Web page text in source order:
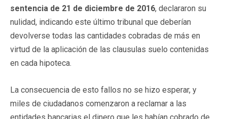
sentencia de 21 de diciembre de 2016, declararon su
nulidad, indicando este último tribunal que deberían
devolverse todas las cantidades cobradas de más en
virtud de la aplicación de las clausulas suelo contenidas
en cada hipoteca.
La consecuencia de esto fallos no se hizo esperar, y
miles de ciudadanos comenzaron a reclamar a las
entidades bancarias el dinero que les habían cobrado de